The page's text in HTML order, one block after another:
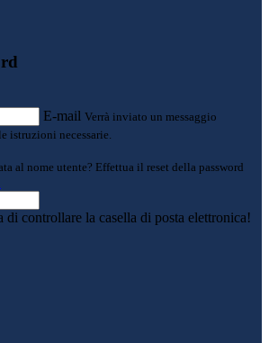
E-mail Verrà inviato un messaggio
istruzioni necessarie.
al nome utente? Effettua il reset della password
di controllare la casella di posta elettronica!